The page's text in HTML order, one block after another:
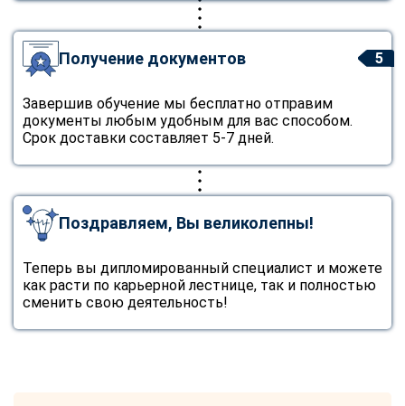
5
Получение документов
Завершив обучение мы бесплатно отправим
документы любым удобным для вас способом.
Срок доставки составляет 5-7 дней.
Поздравляем, Вы великолепны!
Теперь вы дипломированный специалист и можете
как расти по карьерной лестнице, так и полностью
сменить свою деятельность!